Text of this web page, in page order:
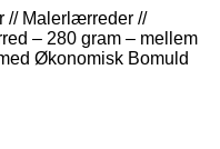
// Malerlærreder //
– 280 gram – mellem
Økonomisk Bomuld